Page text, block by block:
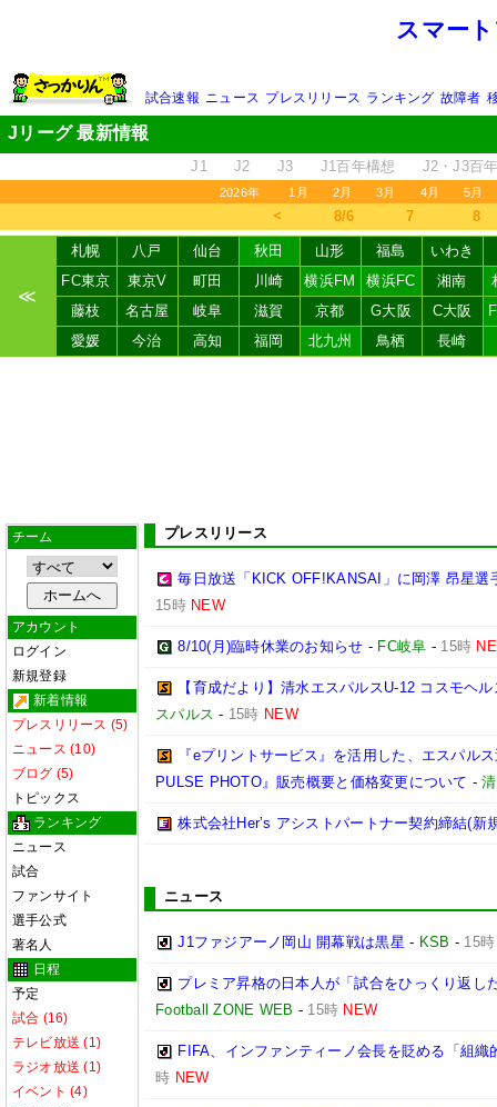
スマー
試合速報 ニュース プレスリリース ランキング 故障者
Jリーグ 最新情報
J1 J2 J3 J1百年構想 J2・J3百
2026年 1月 2月 3月 4月 5月
＜ 8/6 7 8
≪
札幌 八戸 仙台 秋田 山形 福島
いわき
FC東京
東京V 町田 川崎 横浜FM 横浜FC 湘南
藤枝
名古屋 岐阜 滋賀 京都 G大阪 C大阪
愛媛
今治 高知 福岡 北九州 鳥栖 長崎
チーム
アカウント
ログイン
新規登録
新着情報
プレスリリース (5)
ニュース (10)
ブログ (5)
トピックス
ランキング
ニュース
試合
ファンサイト
選手公式
著名人
日程
予定
試合 (16)
テレビ放送 (1)
ラジオ放送 (1)
イベント (4)
プレスリリース
毎日放送「KICK OFF!KANSAI」に岡澤 昂星選
15時 NEW
8/10(月)臨時休業のお知らせ - FC岐阜 - 15時
【育成だより】清水エスパルスU-12 コスモヘ
スパルス - 15時 NEW
『eプリントサービス』を活用した、エスパル
PULSE PHOTO』販売概要と価格変更について -
株式会社Her’s アシストパートナー契約締結(新
ニュース
J1ファジアーノ岡山 開幕戦は黒星 - KSB - 15時
プレミア昇格の日本人が「試合をひっくり返
Football ZONE WEB - 15時 NEW
FIFA、インファンティーノ会長を貶める「組
時 NEW